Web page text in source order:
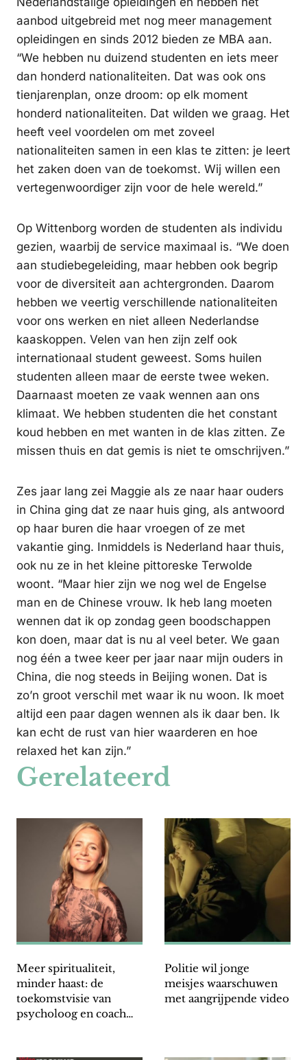
aanbod uitgebreid met nog meer management
opleidingen en sinds 2012 bieden ze MBA aan.
“We hebben nu duizend studenten en iets meer
dan honderd nationaliteiten. Dat was ook ons
tienjarenplan, onze droom: op elk moment
honderd nationaliteiten. Dat wilden we graag. Het
heeft veel voordelen om met zoveel
nationaliteiten samen in een klas te zitten: je leert
het zaken doen van de toekomst. Wij willen een
vertegenwoordiger zijn voor de hele wereld.”
Op Wittenborg worden de studenten als individu
gezien, waarbij de service maximaal is. “We doen
aan studiebegeleiding, maar hebben ook begrip
voor de diversiteit aan achtergronden. Daarom
hebben we veertig verschillende nationaliteiten
voor ons werken en niet alleen Nederlandse
kaaskoppen. Velen van hen zijn zelf ook
internationaal student geweest. Soms huilen
studenten alleen maar de eerste twee weken.
Daarnaast moeten ze vaak wennen aan ons
klimaat. We hebben studenten die het constant
koud hebben en met wanten in de klas zitten. Ze
missen thuis en dat gemis is niet te omschrijven.”
Zes jaar lang zei Maggie als ze naar haar ouders
in China ging dat ze naar huis ging, als antwoord
op haar buren die haar vroegen of ze met
vakantie ging. Inmiddels is Nederland haar thuis,
ook nu ze in het kleine pittoreske Terwolde
woont. “Maar hier zijn we nog wel de Engelse
man en de Chinese vrouw. Ik heb lang moeten
wennen dat ik op zondag geen boodschappen
kon doen, maar dat is nu al veel beter. We gaan
nog één a twee keer per jaar naar mijn ouders in
China, die nog steeds in Beijing wonen. Dat is
zo’n groot verschil met waar ik nu woon. Ik moet
altijd een paar dagen wennen als ik daar ben. Ik
kan echt de rust van hier waarderen en hoe
relaxed het kan zijn.”
Gerelateerd
Meer spiritualiteit,
minder haast: de
toekomstvisie van
psycholoog en coach
Politie wil jonge
meisjes waarschuwen
met aangrijpende video